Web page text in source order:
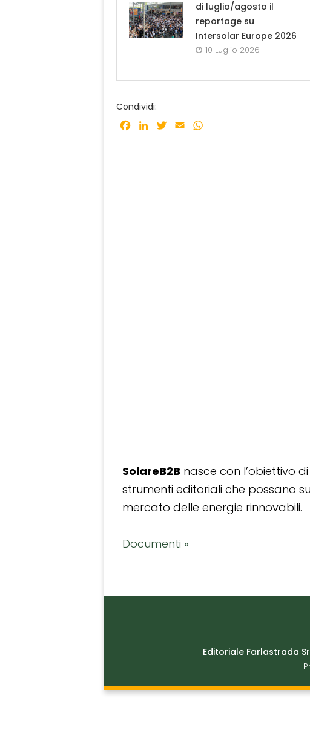
di luglio/agosto il
reportage su
Intersolar Europe 2026
10 Luglio 2026
Condividi:
Facebook
LinkedInTwitter
Email
SolareB2B nasce con l’obiettivo
strumenti editoriali che possano
mercato delle energie rinnovabili.
Documenti »
Editoriale Farlastrada